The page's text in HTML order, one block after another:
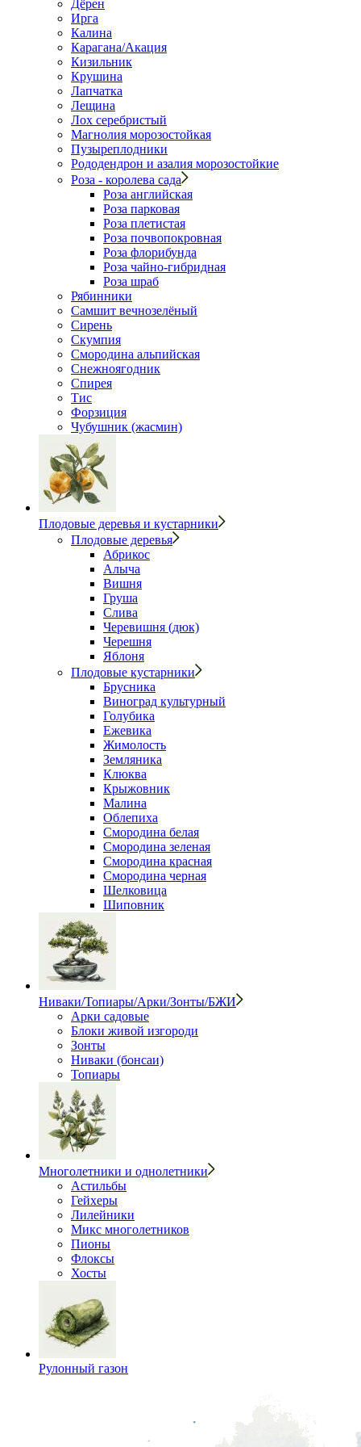
Дёрен
Ирга
Калина
Карагана/Акация
Кизильник
Крушина
Лапчатка
Лещина
Лох серебристый
Магнолия морозостойкая
Пузыреплодники
Рододендрон и азалия морозостойкие
Роза - королева сада
Роза английская
Роза парковая
Роза плетистая
Роза почвопокровная
Роза флорибунда
Роза чайно-гибридная
Роза шраб
Рябинники
Самшит вечнозелёный
Сирень
Скумпия
Смородина альпийская
Снежноягодник
Спирея
Тис
Форзиция
Чубушник (жасмин)
Плодовые деревья и кустарники
Плодовые деревья
Абрикос
Алыча
Вишня
Груша
Слива
Черевишня (дюк)
Черешня
Яблоня
Плодовые кустарники
Брусника
Виноград культурный
Голубика
Ежевика
Жимолость
Земляника
Клюква
Крыжовник
Малина
Облепиха
Смородина белая
Смородина зеленая
Смородина красная
Смородина черная
Шелковица
Шиповник
Ниваки/Топиары/Арки/Зонты/БЖИ
Арки садовые
Блоки живой изгороди
Зонты
Ниваки (бонсаи)
Топиары
Многолетники и однолетники
Астильбы
Гейхеры
Лилейники
Микс многолетников
Пионы
Флоксы
Хосты
Рулонный газон